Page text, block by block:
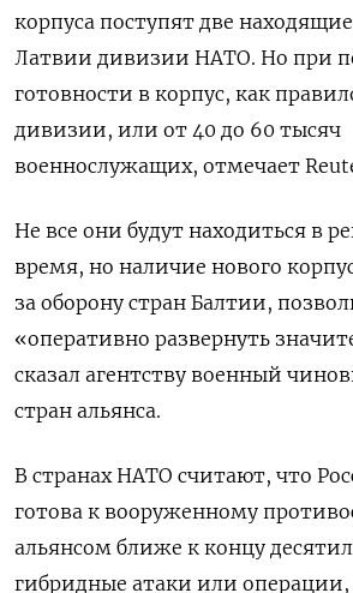
корпуса поступят две
Латвии дивизии НАТО. Но при
готовности в корпус, как
дивизии, или от 40 до 60 тысяч
военнослужащих, отмечает
Не все они будут находиться в
время, но наличие нового
за оборону стран Балтии,
«оперативно развернуть
сказал агентству военный
стран альянса.
В странах НАТО считают, что
готова к вооруженному
альянсом ближе к концу
гибридные атаки или